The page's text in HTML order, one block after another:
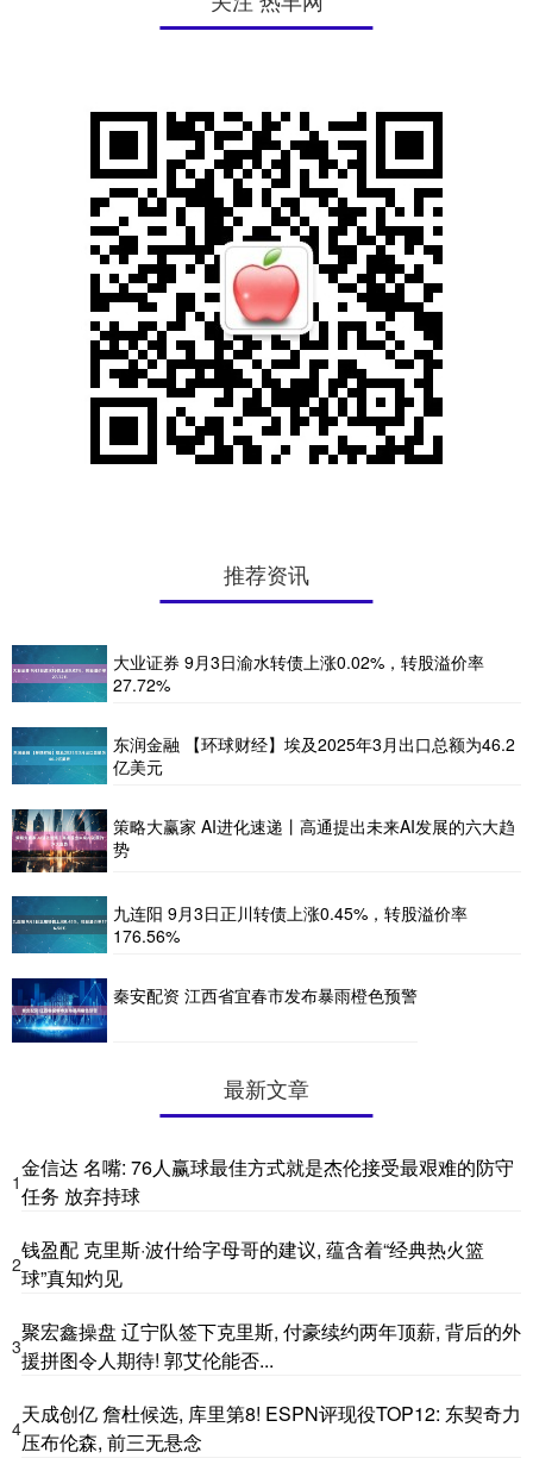
推荐资讯
大业证券 9月3日渝水转债上涨0.02%，转股溢价率
27.72%
东润金融 【环球财经】埃及2025年3月出口总额为46.2
亿美元
策略大赢家 AI进化速递丨高通提出未来AI发展的六大趋
势
九连阳 9月3日正川转债上涨0.45%，转股溢价率
176.56%
秦安配资 江西省宜春市发布暴雨橙色预警
最新文章
1
金信达 名嘴: 76人赢球最佳方式就是杰伦接受最艰难的防守
任务 放弃持球
2
钱盈配 克里斯·波什给字母哥的建议, 蕴含着“经典热火篮
球”真知灼见
3
聚宏鑫操盘 辽宁队签下克里斯, 付豪续约两年顶薪, 背后的外
援拼图令人期待! 郭艾伦能否...
4
天成创亿 詹杜候选, 库里第8! ESPN评现役TOP12: 东契奇力
压布伦森, 前三无悬念